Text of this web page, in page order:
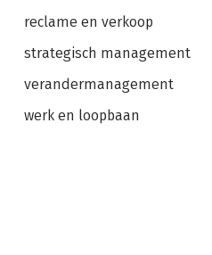
reclame en verkoop
strategisch management
verandermanagement
werk en loopbaan